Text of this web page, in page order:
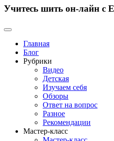
Учитесь шить он-лайн с
Primary
Главная
Блог
Рубрики
Видео
Детская
Изучаем себя
Обзоры
Ответ на вопрос
Разное
Рекомендации
Мастер-класс